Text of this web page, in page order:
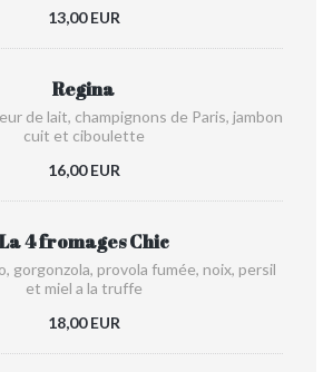
13,00 EUR
Regina
de lait, champignons de Paris, jambon
cuit et ciboulette
16,00 EUR
La 4 fromages Chic
gorgonzola, provola fumée, noix, persil
et miel a la truffe
18,00 EUR